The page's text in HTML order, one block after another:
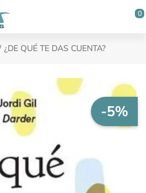
0
¿DE QUÉ TE DAS CUENTA?
-5%